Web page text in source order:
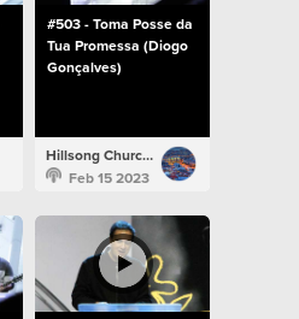
#503 - Toma Posse da
Tua Promessa (Diogo
Gonçalves)
Hillsong Church Portugal
Feb 15 2023